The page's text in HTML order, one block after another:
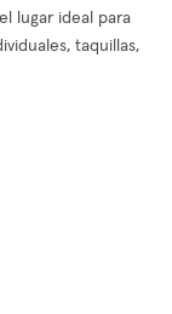
lugar ideal para
taquillas,